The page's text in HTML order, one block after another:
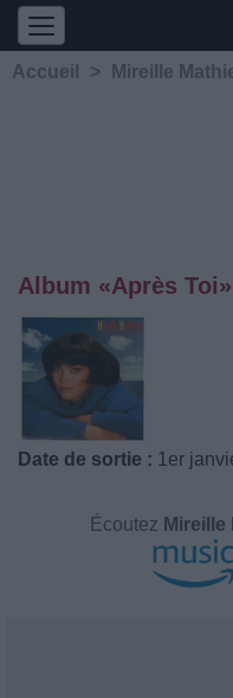
Accueil > Mireille
Album «Après
Date de sortie : 1er
Écoutez Mireille